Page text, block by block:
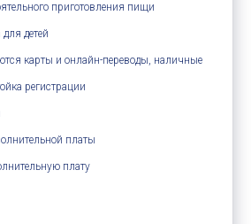
приготовления пищи
детей
карты и онлайн-переводы, наличные
регистрации
платы
плату